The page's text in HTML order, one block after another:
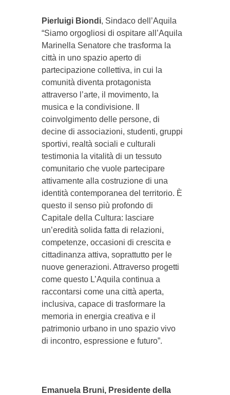
Pierluigi Biondi, Sindaco dell’Aquila
“Siamo orgogliosi di ospitare all’Aquila
Marinella Senatore che trasforma la
città in uno spazio aperto di
partecipazione collettiva, in cui la
comunità diventa protagonista
attraverso l’arte, il movimento, la
musica e la condivisione. Il
coinvolgimento delle persone, di
decine di associazioni, studenti, gruppi
sportivi, realtà sociali e culturali
testimonia la vitalità di un tessuto
comunitario che vuole partecipare
attivamente alla costruzione di una
identità contemporanea del territorio. È
questo il senso più profondo di
Capitale della Cultura: lasciare
un’eredità solida fatta di relazioni,
competenze, occasioni di crescita e
cittadinanza attiva, soprattutto per le
nuove generazioni. Attraverso progetti
come questo L’Aquila continua a
raccontarsi come una città aperta,
inclusiva, capace di trasformare la
memoria in energia creativa e il
patrimonio urbano in uno spazio vivo
di incontro, espressione e futuro”.
Emanuela Bruni, Presidente della